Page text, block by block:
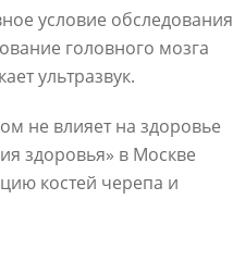
условие обследования
головного мозга
ультразвук.
не влияет на здоровье
здоровья» в Москве
костей черепа и